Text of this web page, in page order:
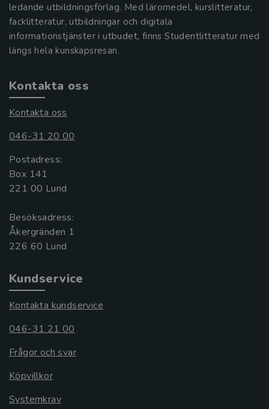
ledande utbildningsförlag. Med läromedel, kurslitteratur,
facklitteratur, utbildningar och digitala
informationstjänster i utbudet, finns Studentlitteratur med
längs hela kunskapsresan.
Kontakta oss
Kontakta oss
046-31 20 00
Postadress:
Box 141
221 00 Lund
Besöksadress:
Åkergränden 1
Kundservice
Kontakta kundservice
046-31 21 00
Frågor och svar
Köpvillkor
Systemkrav